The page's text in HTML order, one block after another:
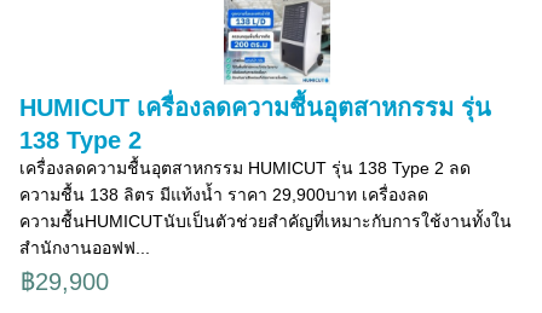
HUMICUT เครื่องลดความชื้นอุตสาหกรรม รุ่น
138 Type 2
เครื่องลดความชื้นอุตสาหกรรม HUMICUT รุ่น 138 Type 2 ลด
ความชื้น 138 ลิตร มีแท้งน้ำ ราคา 29,900บาท เครื่องลด
ความชื้นHUMICUTนับเป็นตัวช่วยสำคัญที่เหมาะกับการใช้งานทั้งใน
สำนักงานออฟฟ...
฿29,900